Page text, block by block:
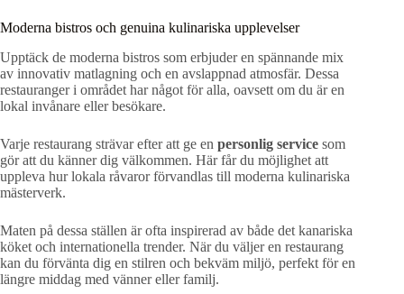
Moderna bistros och genuina kulinariska upplevelser
Upptäck de moderna bistros som erbjuder en spännande mix
av innovativ matlagning och en avslappnad atmosfär. Dessa
restauranger i området har något för alla, oavsett om du är en
lokal invånare eller besökare.
Varje restaurang strävar efter att ge en personlig service som
gör att du känner dig välkommen. Här får du möjlighet att
uppleva hur lokala råvaror förvandlas till moderna kulinariska
mästerverk.
Maten på dessa ställen är ofta inspirerad av både det kanariska
köket och internationella trender. När du väljer en restaurang
kan du förvänta dig en stilren och bekväm miljö, perfekt för en
längre middag med vänner eller familj.